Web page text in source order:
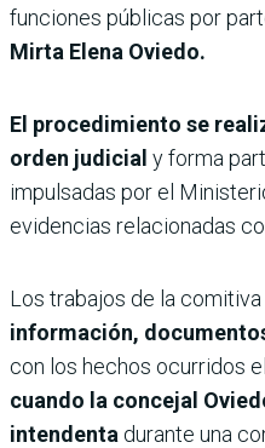
funciones públicas por
Mirta Elena Oviedo.
El procedimiento se
orden judicial y forma
impulsadas por el
evidencias relacionadas
Los trabajos de la
información,
con los hechos ocurridos
cuando la concejal
intendenta durante una